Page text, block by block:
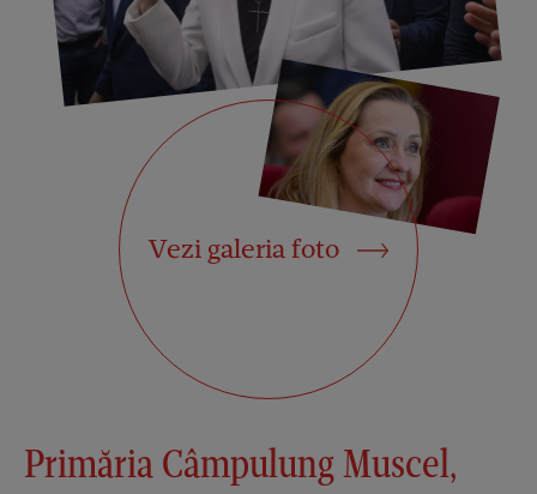
Vezi galeria foto
Primăria Câmpulung Muscel,